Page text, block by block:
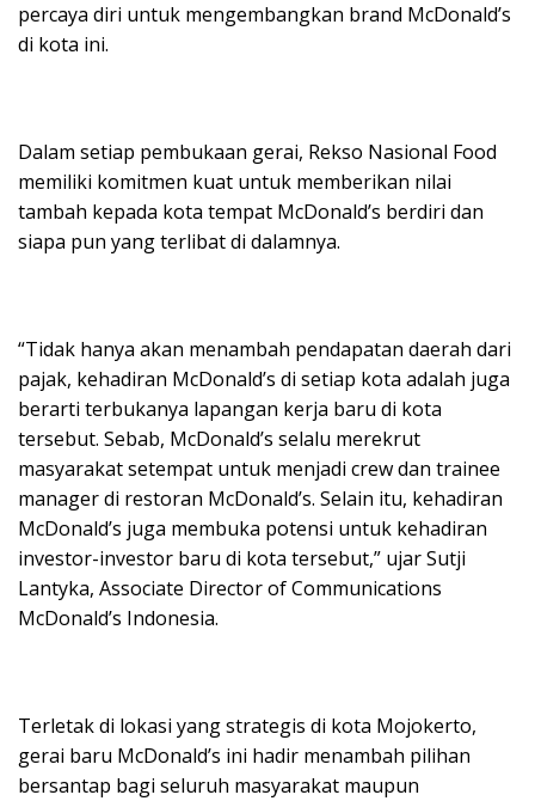
percaya diri untuk mengembangkan brand McDonald’s
di kota ini.
Dalam setiap pembukaan gerai, Rekso Nasional Food
memiliki komitmen kuat untuk memberikan nilai
tambah kepada kota tempat McDonald’s berdiri dan
siapa pun yang terlibat di dalamnya.
“Tidak hanya akan menambah pendapatan daerah dari
pajak, kehadiran McDonald’s di setiap kota adalah juga
berarti terbukanya lapangan kerja baru di kota
tersebut. Sebab, McDonald’s selalu merekrut
masyarakat setempat untuk menjadi crew dan trainee
manager di restoran McDonald’s. Selain itu, kehadiran
McDonald’s juga membuka potensi untuk kehadiran
investor-investor baru di kota tersebut,” ujar Sutji
Lantyka, Associate Director of Communications
McDonald’s Indonesia.
Terletak di lokasi yang strategis di kota Mojokerto,
gerai baru McDonald’s ini hadir menambah pilihan
bersantap bagi seluruh masyarakat maupun